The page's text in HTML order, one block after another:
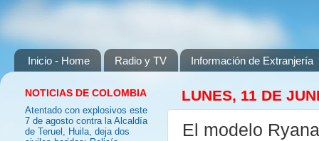
Inicio - Home Radio y TV Información de Extranjería
LUNES, 11 DE
El modelo
NOTICIAS DE COLOMBIA
Atentado con explosivos este
7 de agosto contra la Alcaldía
de Teruel, Huila, deja dos